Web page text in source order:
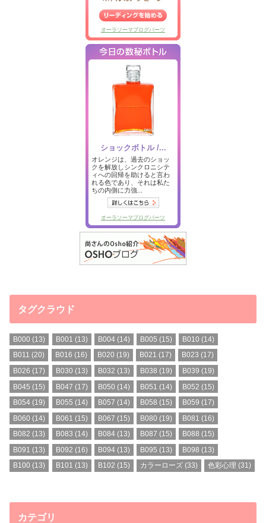
タグクラウド
B000 (13) B001 (13) B004(14) B005 (15) B010 (14)
B011 (20) B016 (16) B020 (19) B021 (17) B023 (17)
B026 (17) B030 (13) B032 (13) B038 (19) B039 (19)
B045 (15) B047 (17) B050 (14) B051 (14) B052 (15)
B054 (19) B055 (14) B057 (14) B058 (15) B059 (17)
B060 (14) B061 (15) B067 (15) B080 (19) B081 (16)
B082 (13) B083 (14) B084(13) B087 (15) B088 (15)
B091 (13) B092 (16) B094(13) B095 (13) B098 (13)
B100 (13) B101 (13) B102 (15) カラーローズ (33) 色彩心理 (31)
カテゴリ